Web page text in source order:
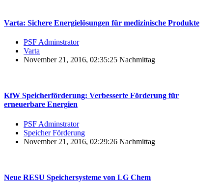
Varta: Sichere Energielösungen für medizinische Produkte
PSF Adminstrator
Varta
November 21, 2016, 02:35:25 Nachmittag
KfW Speicherförderung: Verbesserte Förderung für
erneuerbare Energien
PSF Adminstrator
Speicher Förderung
November 21, 2016, 02:29:26 Nachmittag
Neue RESU Speichersysteme von LG Chem